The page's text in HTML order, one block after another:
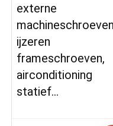
externe
ijzeren
frameschroeven,
airconditioning
statief…